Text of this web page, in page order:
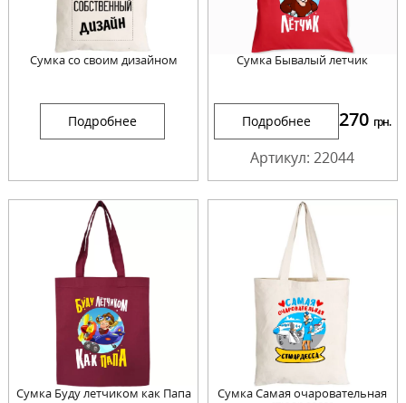
Сумка со своим дизайном
Подробнее
Сумка Бывалый летчик
Подробнее 270 грн.
Артикул: 22044
Сумка Буду летчиком как Папа Сумка Самая очаровательная